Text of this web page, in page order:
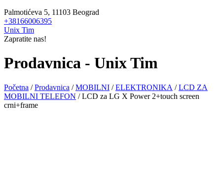
Palmotićeva 5, 11103 Beograd
+38166006395
Unix Tim
Zapratite nas!
Prodavnica - Unix Tim
Početna /Prodavnica /MOBILNI /ELEKTRONIKA /LCD ZA
MOBILNI TELEFON / LCD za LG X Power 2+touch screen
crni+frame